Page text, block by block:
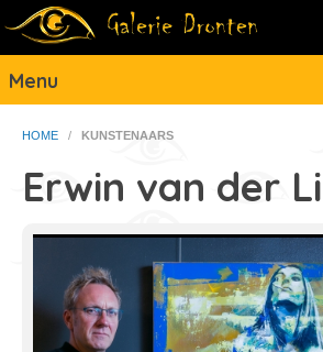
Menu
HOME / KUNSTENAARS
Erwin van der